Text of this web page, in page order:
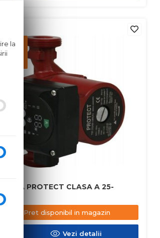
POMPA PROTECT CLASA A 25-
180
Pret disponibil in magazin
Vezi detalii
la